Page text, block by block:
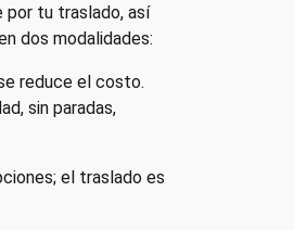
por tu traslado, así
dos modalidades:
reduce el costo.
sin paradas,
el traslado es